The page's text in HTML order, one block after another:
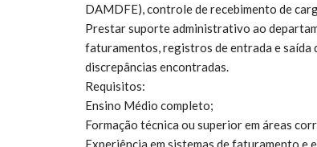
DAMDFE), controle de recebimento de
Prestar suporte administrativo ao
faturamentos, registros de entrada e saída
discrepâncias encontradas.
Requisitos:
Ensino Médio completo;
Formação técnica ou superior em áreas
Experiência em sistemas de faturamento e